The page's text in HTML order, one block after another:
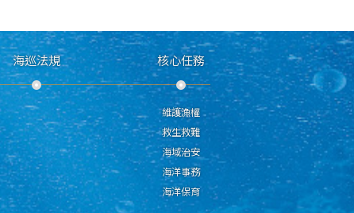
海巡法規 核心任務
維護漁權
救生救難
海域治安
海洋事務
海洋保育